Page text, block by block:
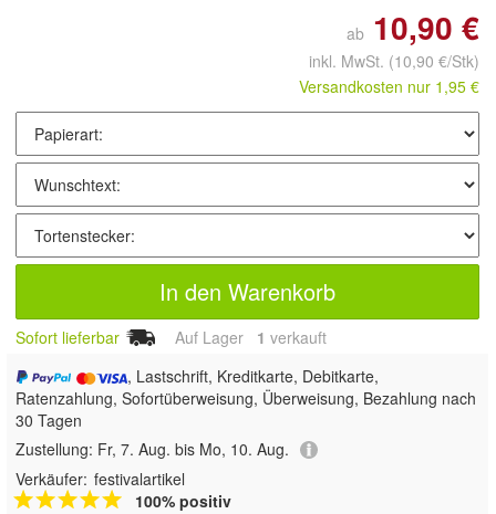
ab 10,90 €
inkl. MwSt. (10,90 €/Stk)
Versandkosten nur 1,95 €
In den Warenkorb
Sofort lieferbar Auf Lager 1 verkauft
, Lastschrift, Kreditkarte, Debitkarte,
Ratenzahlung, Sofortüberweisung, Überweisung, Bezahlung nach
30 Tagen
Zustellung: Fr, 7. Aug. bis Mo, 10. Aug.
Verkäufer: festivalartikel
100% positiv